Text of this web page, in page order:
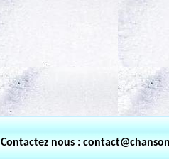
Contactez nous :